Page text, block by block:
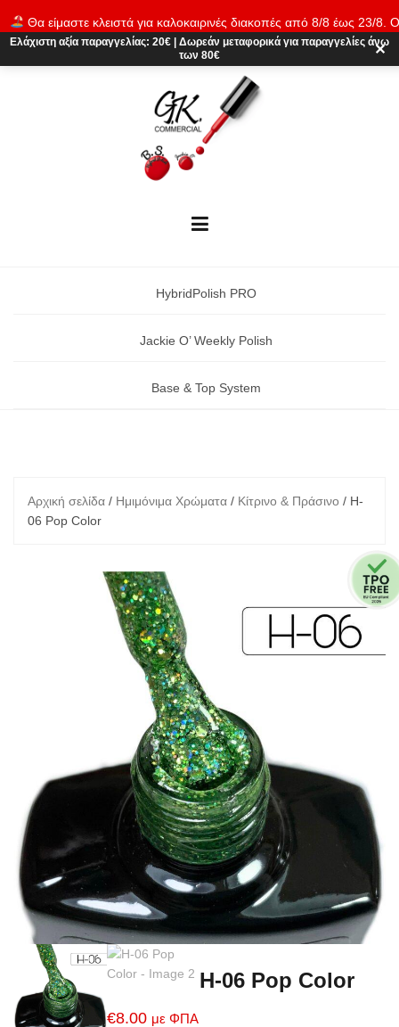
Θα είμαστε κλειστά για καλοκαιρινές διακοπές από 8/8 έως 23/8.
παραγγελίες θα εκτελούνται ξανά από 24/8. Καλό καλοκαίρι!
content
Ελάχιστη αξία παραγγελίας: 20€ Δωρεάν μεταφορικά για παραγγελίες άνω
των 80€
✕
HybridPolish PRO
Jackie O’ Weekly Polish
Base & Top System
Αρχική σελίδα / Ημιμόνιμα Χρώματα / Κίτρινο & Πράσινο / H-
06 Pop Color
H-06 Pop Color
€8.00 με ΦΠΑ